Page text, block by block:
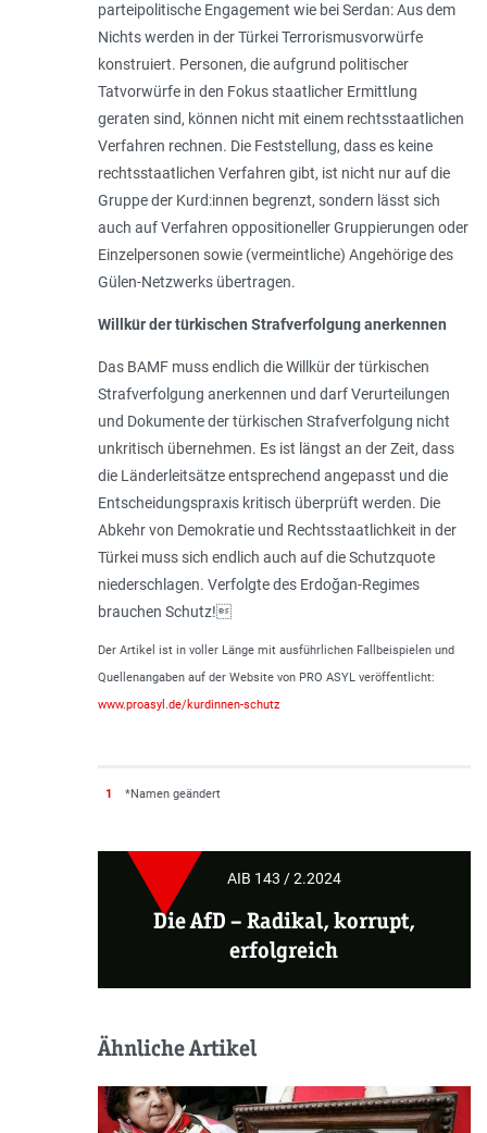
parteipolitische Engagement wie bei Serdan: Aus dem
Nichts werden in der Türkei Terrorismusvorwürfe
konstruiert. Personen, die aufgrund politischer
Tatvorwürfe in den Fokus staatlicher Ermittlung
geraten sind, können nicht mit einem rechtsstaatlichen
Verfahren rechnen. Die Feststellung, dass es keine
rechtsstaatlichen Verfahren gibt, ist nicht nur auf die
Gruppe der Kurd:innen begrenzt, sondern lässt sich
auch auf Verfahren oppositioneller Gruppierungen oder
Einzelpersonen sowie (vermeintliche) Angehörige des
Gülen-Netzwerks übertragen.
Willkür der türkischen Strafverfolgung anerkennen
Das BAMF muss endlich die Willkür der türkischen
Strafverfolgung anerkennen und darf Verurteilungen
und Dokumente der türkischen Strafverfolgung nicht
unkritisch übernehmen. Es ist längst an der Zeit, dass
die Länderleitsätze entsprechend angepasst und die
Entscheidungspraxis kritisch überprüft werden. Die
Abkehr von Demokratie und Rechtsstaatlichkeit in der
Türkei muss sich endlich auch auf die Schutzquote
niederschlagen. Verfolgte des Erdoğan-Regimes
brauchen Schutz!
Der Artikel ist in voller Länge mit ausführlichen Fallbeispielen und
Quellenangaben auf der Website von PRO ASYL veröffentlicht:
www.proasyl.de/kurdinnen-schutz
1 *Namen geändert
AIB 143 / 2.2024
Die AfD–Radikal, korrupt,
erfolgreich
Ähnliche Artikel